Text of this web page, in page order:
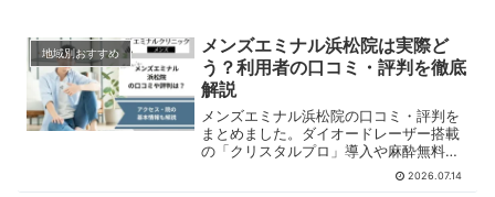
地域別おすすめ
メンズエミナル浜松院は実際ど
う？利用者の口コミ・評判を徹底
解説
メンズエミナル浜松院の口コミ・評判を
まとめました。ダイオードレーザー搭載
の「クリスタルプロ」導入や麻酔無料の
施術環境など、実際の利用者の声をもと
に特徴をわかりやすく解説しています。
2026.07.14